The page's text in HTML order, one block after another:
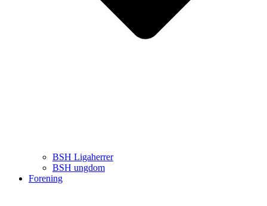
BSH Ligaherrer
BSH ungdom
Forening